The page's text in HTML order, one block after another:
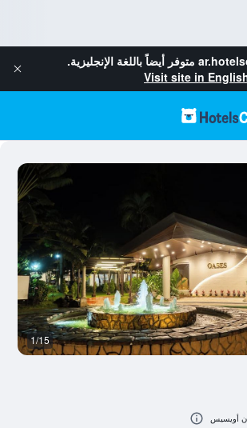
متوفر أيضاً باللغة الإنجليزية.
Visit site in
1/15
أويسيس